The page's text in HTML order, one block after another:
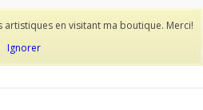
en visitant ma boutique. Merci!
Ignorer
278-9938